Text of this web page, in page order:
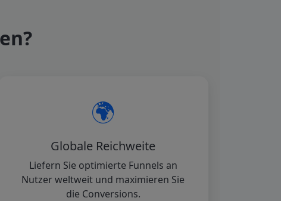
🌍
Globale Reichweite
Liefern Sie optimierte Funnels an
Nutzer weltweit und maximieren Sie
die Conversions.